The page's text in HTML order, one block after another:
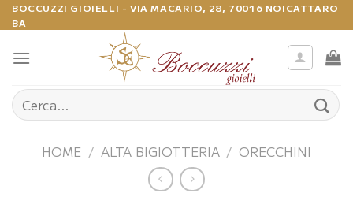
Salta
ai
contenuti
BOCCUZZI GIOIELLI - VIA MACARIO, 28, 70016 NOICATTARO
BA
Cerca:
HOME / ALTA BIGIOTTERIA / ORECCHINI